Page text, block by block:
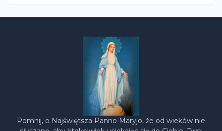
Pomnij, o Najświętsza Panno Maryjo, że od wieków nie